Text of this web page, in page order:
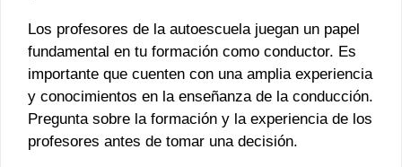
Los profesores de la autoescuela juegan un papel
fundamental en tu formación como conductor. Es
importante que cuenten con una amplia experiencia
y conocimientos en la enseñanza de la conducción.
Pregunta sobre la formación y la experiencia de los
profesores antes de tomar una decisión.